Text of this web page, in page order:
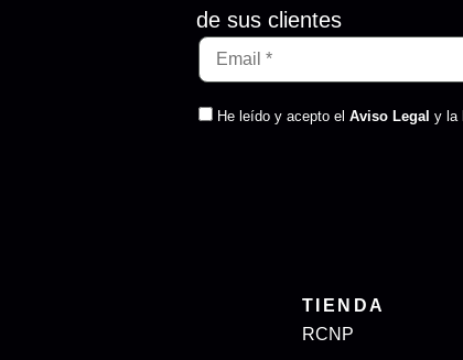
de sus clientes
He leído y acepto elAviso Legal y la
TIENDA
RCNP